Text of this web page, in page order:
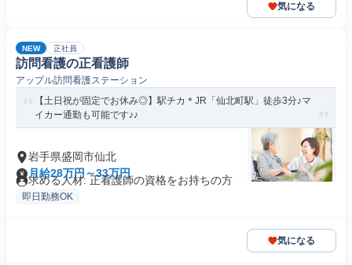
気になる
NEW 正社員
訪問看護の正看護師
アップル訪問看護ステーション
【土日祝が固定でお休み◎】駅チカ＊JR「仙北町駅」徒歩3分♪マ
イカー通勤も可能です♪♪
岩手県盛岡市仙北
月給28万円～33万円
求める人材: 正看護師の資格をお持ちの方
即日勤務OK
気になる